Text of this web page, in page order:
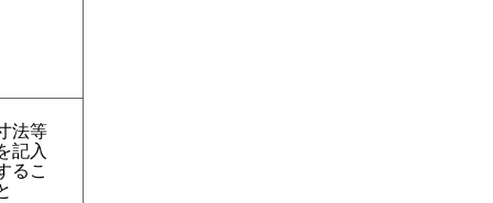
法等
記入
るこ